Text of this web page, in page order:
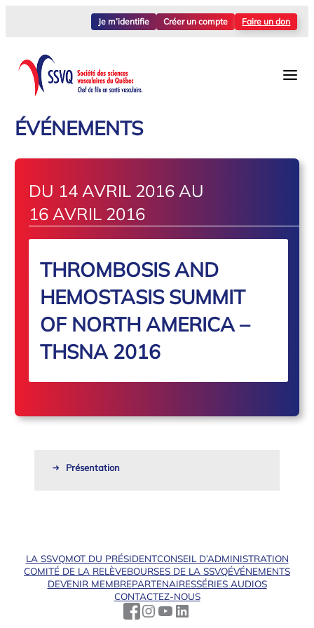
Je m’identifie Créer un compte Faire un don
ÉVÉNEMENTS
DU 14 AVRIL 2016 AU
16 AVRIL 2016
THROMBOSIS AND
HEMOSTASIS SUMMIT
OF NORTH AMERICA –
THSNA 2016
Présentation
LA SSVQMOT DU PRÉSIDENTCONSEIL D’ADMINISTRATION
COMITÉ DE LA RELÈVEBOURSES DE LA SSVQÉVÉNEMENTS
DEVENIR MEMBREPARTENAIRESSÉRIES AUDIOS
CONTACTEZ-NOUS